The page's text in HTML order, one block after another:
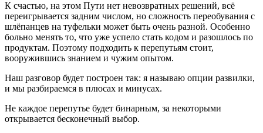
К счастью, на этом Пути нет невозвратных решений, всё
переигрывается задним числом, но сложность переобувания с
шлёпанцев на туфельки может быть очень разной. Особенно
больно менять то, что уже успело стать кодом и разошлось по
продуктам. Поэтому подходить к перепутьям стоит,
вооружившись знанием и чужим опытом.
Наш разговор будет построен так: я называю опции развилки,
и мы разбираемся в плюсах и минусах.
Не каждое перепутье будет бинарным, за некоторыми
открывается бесконечный выбор.